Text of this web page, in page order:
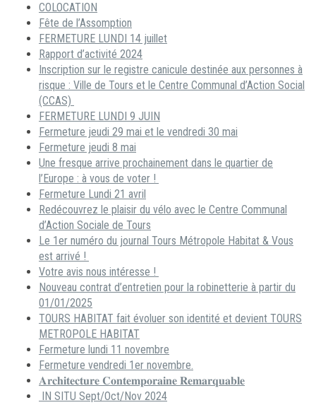
COLOCATION
Fête de l’Assomption
FERMETURE LUNDI 14 juillet
Rapport d’activité 2024
Inscription sur le registre canicule destinée aux personnes à
risque : Ville de Tours et le Centre Communal d’Action Social
(CCAS)
FERMETURE LUNDI 9 JUIN
Fermeture jeudi 29 mai et le vendredi 30 mai
Fermeture jeudi 8 mai
Une fresque arrive prochainement dans le quartier de
l’Europe : à vous de voter !
Fermeture Lundi 21 avril
Redécouvrez le plaisir du vélo avec le Centre Communal
d’Action Sociale de Tours
Le 1er numéro du journal Tours Métropole Habitat & Vous
est arrivé !
Votre avis nous intéresse !
Nouveau contrat d’entretien pour la robinetterie à partir du
01/01/2025
TOURS HABITAT fait évoluer son identité et devient TOURS
METROPOLE HABITAT
Fermeture lundi 11 novembre
Fermeture vendredi 1er novembre.
𝐀𝐫𝐜𝐡𝐢𝐭𝐞𝐜𝐭𝐮𝐫𝐞 𝐂𝐨𝐧𝐭𝐞𝐦𝐩𝐨𝐫𝐚𝐢𝐧𝐞 𝐑𝐞𝐦𝐚𝐫𝐪𝐮𝐚𝐛𝐥𝐞
IN SITU Sept/Oct/Nov 2024